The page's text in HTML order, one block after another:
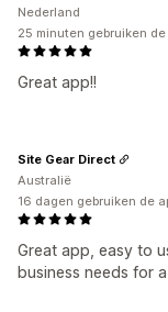
Great app!!
Nederland
25 minuten gebruiken de
Great app, easy to
business needs for
Site Gear Direct
Australië
16 dagen gebruiken de